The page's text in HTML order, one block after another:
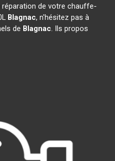
de votre chauffe-
Blagnac, n'hésitez pas à
de Blagnac. Ils propos